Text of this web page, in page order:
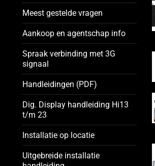
Meest gestelde vragen
Aankoop en agentschap info
Spraak verbinding met 3G
signaal
Handleidingen (PDF)
Dig. Display handleiding Hi13
t/m 23
Installatie op locatie
Uitgebreide installatie